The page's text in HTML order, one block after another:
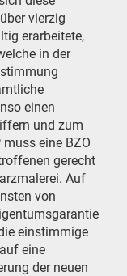
vierzig
erarbeitete,
in der
einen
und zum
eine BZO
gerecht
Auf
von
einstimmige
eine
der neuen